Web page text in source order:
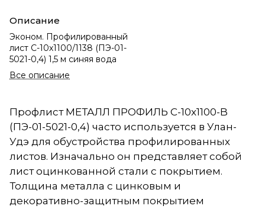
Описание
Эконом. Профилированный
лист С-10х1100/1138 (ПЭ-01-
5021-0,4) 1,5 м синяя вода
Все описание
Профлист МЕТАЛЛ ПРОФИЛЬ С-10x1100-B
(ПЭ-01-5021-0,4) часто используется в Улан-
Удэ для обустройства профилированных
листов. Изначально он представляет собой
лист оцинкованной стали с покрытием.
Толщина металла с цинковым и
декоративно-защитным покрытием